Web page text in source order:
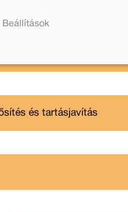
– bokasüllyedés és
és tartásjavítás
Beállítások